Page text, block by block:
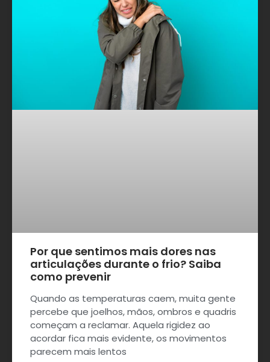
Por que sentimos mais dores nas
articulações durante o frio? Saiba
como prevenir
Quando as temperaturas caem, muita gente
percebe que joelhos, mãos, ombros e quadris
começam a reclamar. Aquela rigidez ao
acordar fica mais evidente, os movimentos
parecem mais lentos